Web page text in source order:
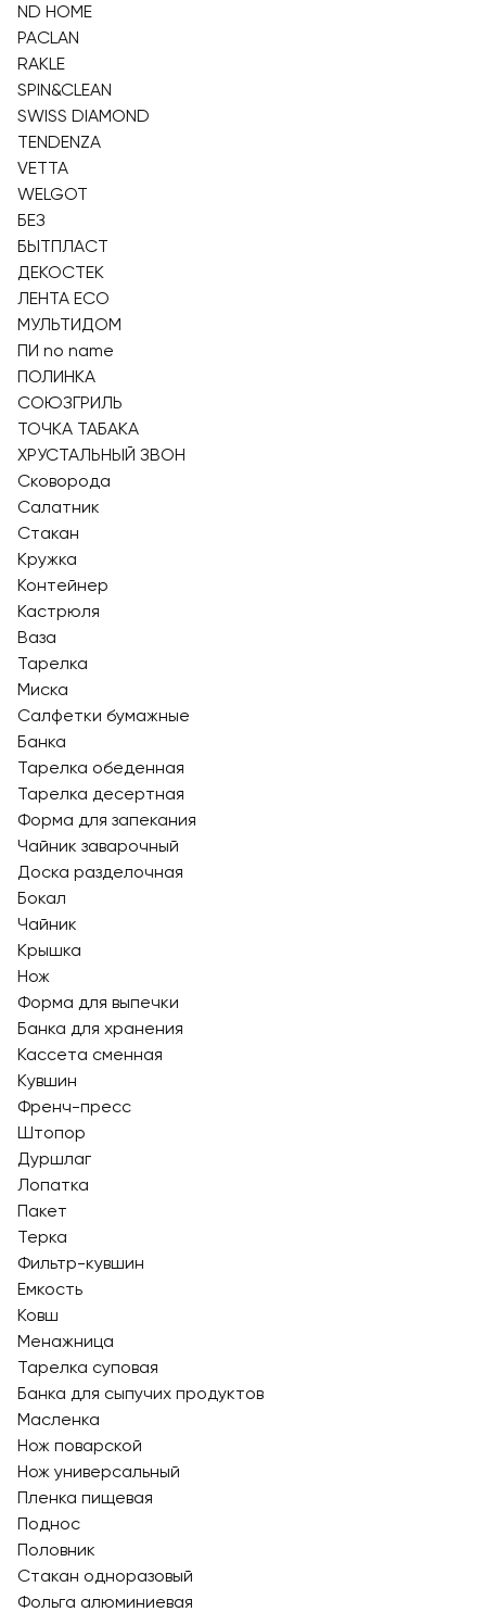
ND HOME
PACLAN
RAKLE
SPIN&CLEAN
SWISS DIAMOND
TENDENZA
VETTA
WELGOT
БЕЗ
БЫТПЛАСТ
ДЕКОСТЕК
ЛЕНТА ECO
МУЛЬТИДОМ
ПИ nо name
ПОЛИНКА
СОЮЗГРИЛЬ
ТОЧКА ТАБАКА
ХРУСТАЛЬНЫЙ ЗВОН
Сковорода
Салатник
Стакан
Кружка
Контейнер
Кастрюля
Ваза
Тарелка
Миска
Салфетки бумажные
Банка
Тарелка обеденная
Тарелка десертная
Форма для запекания
Чайник заварочный
Доска разделочная
Бокал
Чайник
Крышка
Нож
Форма для выпечки
Банка для хранения
Кассета сменная
Кувшин
Френч-пресс
Штопор
Дуршлаг
Лопатка
Пакет
Терка
Фильтр-кувшин
Емкость
Ковш
Менажница
Тарелка суповая
Банка для сыпучих продуктов
Масленка
Нож поварской
Нож универсальный
Пленка пищевая
Поднос
Половник
Стакан одноразовый
Фольга алюминиевая